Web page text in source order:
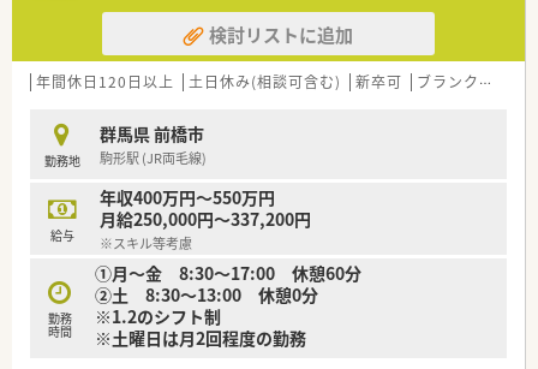
■地域の健康支援により力を入れ取り組んでいくため、
2014年2月に「一般財団法人 ぐんま地域医療推進財団」を設立
しました。
健康イベント・健康ライフスタイルの提案・訪問薬剤管理指導
■個人在宅・施設処方にも力を入れております。
■患者様のことも考え、店舗の内装や待合いスペースなど工夫さ
れている店舗が多数あります。
■地域の健康サポートのため、健康測定のできるカフェを併設し
ています。
また調剤薬局では珍しく自社で石鹸も作っております。
■研修・勉強会・学術大会への参加は積極的です。薬剤師会だけ
でなく、会社独自の勉強会も盛んです。
グループ独自の研修を年4回行っており、メーカー勉強会も積
極的に行っています。
■実習生も受け入れており、社内教育制度も充実しています。
検討リストに追加
年間休日120日以上 土日休み(相談可含む) 新卒可 ブランク可
勤務地
群馬県 前橋市
駒形駅 (JR両毛線)
給与
年収400万円～550万円
月給250,000円～337,200円
※スキル等考慮
勤務
時間
①月～金 8:30～17:00 休憩60分
②土 8:30～13:00 休憩0分
※1.2のシフト制
※土曜日は月2回程度の勤務